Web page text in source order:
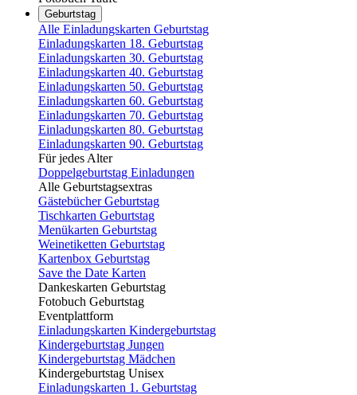
Geburtstag
Alle Einladungskarten Geburtstag
Einladungskarten 18. Geburtstag
Einladungskarten 30. Geburtstag
Einladungskarten 40. Geburtstag
Einladungskarten 50. Geburtstag
Einladungskarten 60. Geburtstag
Einladungskarten 70. Geburtstag
Einladungskarten 80. Geburtstag
Einladungskarten 90. Geburtstag
Für jedes Alter
Doppelgeburtstag Einladungen
Alle Geburtstagsextras
Gästebücher Geburtstag
Tischkarten Geburtstag
Menükarten Geburtstag
Weinetiketten Geburtstag
Kartenbox Geburtstag
Save the Date Karten
Dankeskarten Geburtstag
Fotobuch Geburtstag
Eventplattform
Einladungskarten Kindergeburtstag
Kindergeburtstag Jungen
Kindergeburtstag Mädchen
Kindergeburtstag Unisex
Einladungskarten 1. Geburtstag